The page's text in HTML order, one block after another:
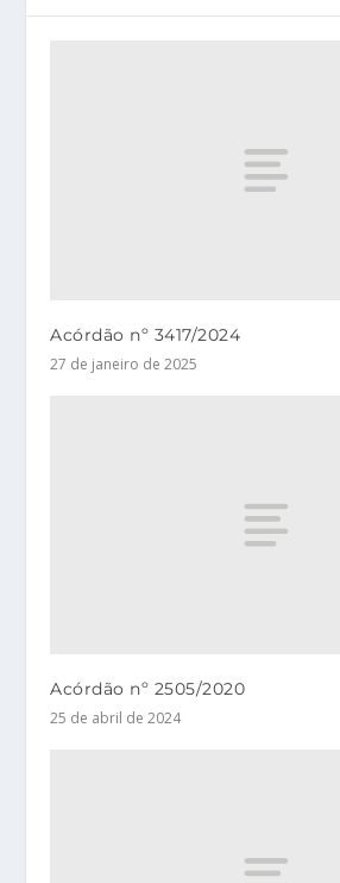
Acórdão nº 3417/2024
27 de janeiro de 2025
Acórdão nº 2505/2020
25 de abril de 2024